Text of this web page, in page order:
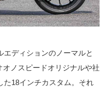
ディションのノーマルと
オノスピードオリジナルや社
た18インチカスタム。それ